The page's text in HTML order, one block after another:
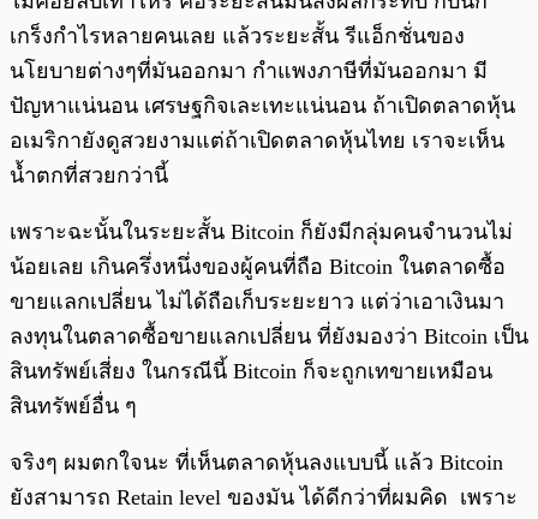
เกร็งกำไรหลายคนเลย แล้วระยะสั้น รีแอ็กชั่นของ
นโยบายต่างๆที่มันออกมา กำแพงภาษีที่มันออกมา มี
ปัญหาแน่นอน เศรษฐกิจเละเทะแน่นอน ถ้าเปิดตลาดหุ้น
อเมริกายังดูสวยงามแต่ถ้าเปิดตลาดหุ้นไทย เราจะเห็น
น้ำตกที่สวยกว่านี้
เพราะฉะนั้นในระยะสั้น Bitcoin ก็ยังมีกลุ่มคนจำนวนไม่
น้อยเลย เกินครึ่งหนึ่งของผู้คนที่ถือ Bitcoin ในตลาดซื้อ
ขายแลกเปลี่ยน ไม่ได้ถือเก็บระยะยาว แต่ว่าเอาเงินมา
ลงทุนในตลาดซื้อขายแลกเปลี่ยน ที่ยังมองว่า Bitcoin เป็น
สินทรัพย์เสี่ยง ในกรณีนี้ Bitcoin ก็จะถูกเทขายเหมือน
สินทรัพย์อื่น ๆ
จริงๆ ผมตกใจนะ ที่เห็นตลาดหุ้นลงแบบนี้ แล้ว Bitcoin
ยังสามารถ Retain level ของมัน ได้ดีกว่าที่ผมคิด เพราะ